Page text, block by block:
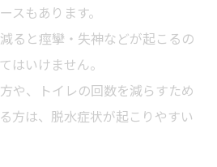
スもあります。
ると痙攣・失神などが起こるの
はいけません。
や、トイレの回数を減らすため
方は、脱水症状が起こりやすい